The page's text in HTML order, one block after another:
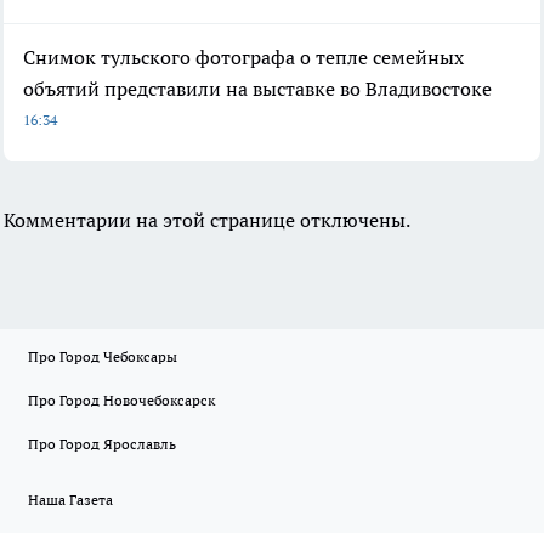
Снимок тульского фотографа о тепле семейных
объятий представили на выставке во Владивостоке
16:34
Комментарии на этой странице отключены.
Про Город Чебоксары
Про Город Новочебоксарск
Про Город Ярославль
Наша Газета